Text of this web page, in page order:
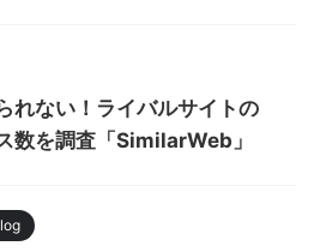
れない！ライバルサイトの
数を調査「SimilarWeb」